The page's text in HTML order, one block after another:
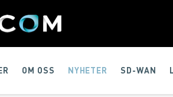
OM OSS NYHETER SD-WAN